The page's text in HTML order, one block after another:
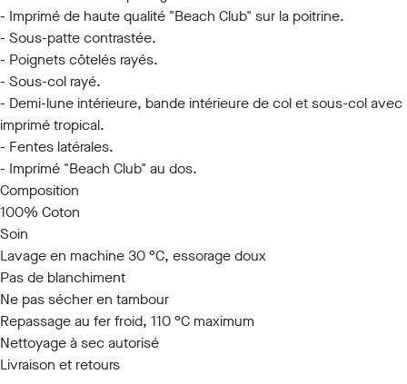
- Imprimé de haute qualité "Beach Club" sur la poitrine.
- Sous-patte contrastée.
- Poignets côtelés rayés.
- Sous-col rayé.
- Demi-lune intérieure, bande intérieure de col et sous-col avec
imprimé tropical.
- Fentes latérales.
- Imprimé "Beach Club" au dos.
Composition
100% Coton
Soin
Lavage en machine 30 °C, essorage doux
Pas de blanchiment
Ne pas sécher en tambour
Repassage au fer froid, 110 °C maximum
Nettoyage à sec autorisé
Livraison et retours